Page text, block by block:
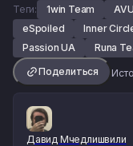
Теги: 1win Team
eSpoiled
Inner
Passion UA
Runa
Поделиться
Давид Мчедлишвили